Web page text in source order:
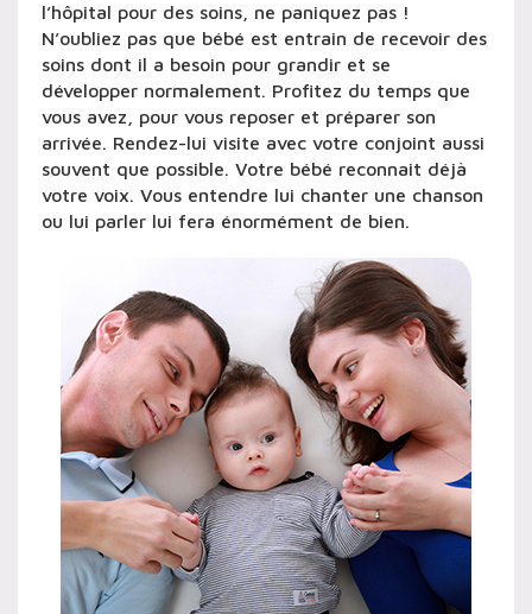
l’hôpital pour des soins, ne paniquez pas !
N’oubliez pas que bébé est entrain de recevoir des
soins dont il a besoin pour grandir et se
développer normalement. Profitez du temps que
vous avez, pour vous reposer et préparer son
arrivée. Rendez-lui visite avec votre conjoint aussi
souvent que possible. Votre bébé reconnait déjà
votre voix. Vous entendre lui chanter une chanson
ou lui parler lui fera énormément de bien.